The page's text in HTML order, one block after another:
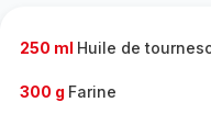
250 ml Huile de
300 g Farine